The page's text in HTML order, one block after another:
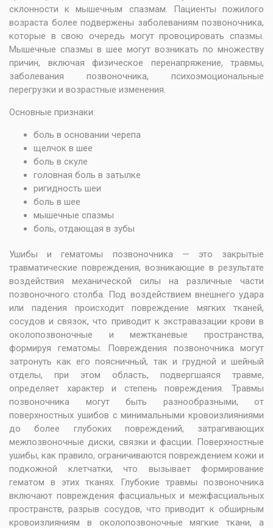
склонности к мышечным спазмам. Пациенты пожилого
возраста более подвержены заболеваниям позвоночника,
которые в свою очередь могут провоцировать спазмы.
Мышечные спазмы в шее могут возникать по множеству
причин, включая физическое перенапряжение, травмы,
заболевания позвоночника, психоэмоциональные
перегрузки и возрастные изменения.
Основные признаки:
боль в основании черепа
щелчок в шее
боль в скуле
головная боль в затылке
ригидность шеи
боль в шее
мышечные спазмы
боль, отдающая в зубы
Ушибы и гематомы позвоночника — это закрытые
травматические повреждения, возникающие в результате
воздействия механической силы на различные части
позвоночного столба. Под воздействием внешнего удара
или падения происходит повреждение мягких тканей,
сосудов и связок, что приводит к экстравазации крови в
околопозвоночные и межтканевые пространства,
формируя гематомы. Повреждения позвоночника могут
затронуть как его поясничный, так и грудной и шейный
отделы, при этом область, подвергшаяся травме,
определяет характер и степень повреждения. Травмы
позвоночника могут быть разнообразными, от
поверхностных ушибов с минимальными кровоизлияниями
до более глубоких повреждений, затрагивающих
межпозвоночные диски, связки и фасции. Поверхностные
ушибы, как правило, ограничиваются повреждением кожи и
подкожной клетчатки, что вызывает формирование
гематом в этих тканях. Глубокие травмы позвоночника
включают повреждения фасциальных и межфасциальных
пространств, разрыв сосудов, что приводит к обширным
кровоизлияниям в околопозвоночные мягкие ткани, а